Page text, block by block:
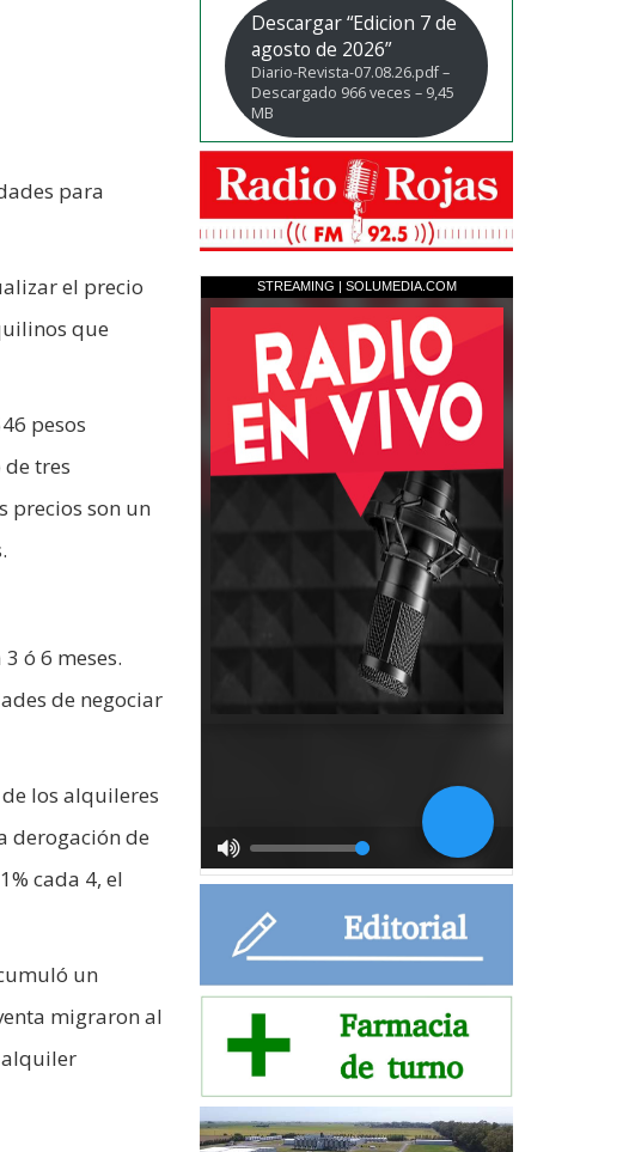
para
el precio
que
pesos
tres
precios son un
ó 6 meses.
de negociar
los alquileres
derogación de
cada 4, el
un
migraron al
alquiler
Descargar “Edicion 7 de
agosto de 2026”
Diario-Revista-07.08.26.pdf –
Descargado 966 veces – 9,45
MB